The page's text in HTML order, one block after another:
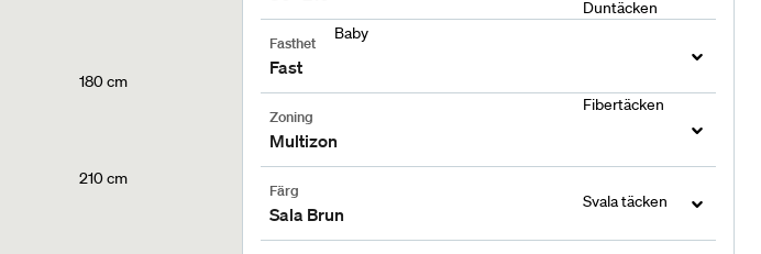
180 cm
210 cm
Baby
Duntäcken
Fibertäcken
Svala täcken
Fasthet
Fast
Zoning
Multizon
Färg
Sala Brun